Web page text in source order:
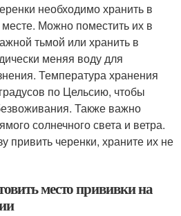
необходимо хранить в
Можно поместить их в
тьмой или хранить в
меняя воду для
Температура хранения
по Цельсию, чтобы
Также важно
солнечного света и ветра.
привить черенки, храните их не
место прививки на